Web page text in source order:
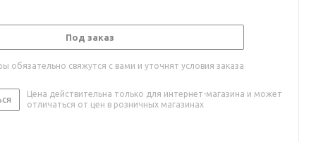
Под заказ
обязательно свяжутся с вами и уточнят условия заказа
Цена действительна только для интернет-магазина и может
отличаться от цен в розничных магазинах